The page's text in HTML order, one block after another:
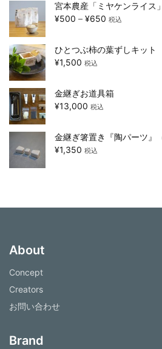
宮本農産「ミヤケンライス
¥500 – ¥650 税込
ひとつぶ柿の葉ずしキット
¥1,500 税込
金継ぎお道具箱
¥13,000 税込
金継ぎ箸置き『陶パーツ』
¥1,350 税込
About
Concept
Creators
お問い合わせ
Brand